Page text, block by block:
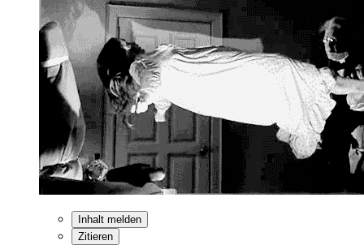
Inhalt melden
Zitieren